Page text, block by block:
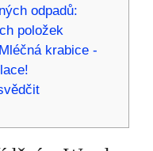
odpadů:
položek
krabice -